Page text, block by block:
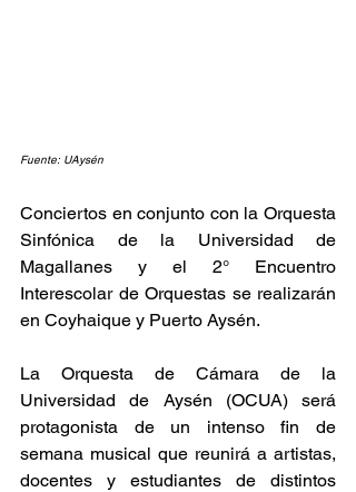
Fuente: UAysén
Conciertos en conjunto con la Orquesta
Sinfónica de la Universidad de
Magallanes y el 2° Encuentro
Interescolar de Orquestas se realizarán
en Coyhaique y Puerto Aysén.
La Orquesta de Cámara de la
Universidad de Aysén (OCUA) será
protagonista de un intenso fin de
semana musical que reunirá a artistas,
docentes y estudiantes de distintos